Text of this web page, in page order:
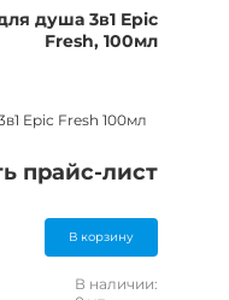
душа 3в1 Epic
Fresh, 100мл
Epic Fresh 100мл
прайс-лист
В корзину
В наличии: